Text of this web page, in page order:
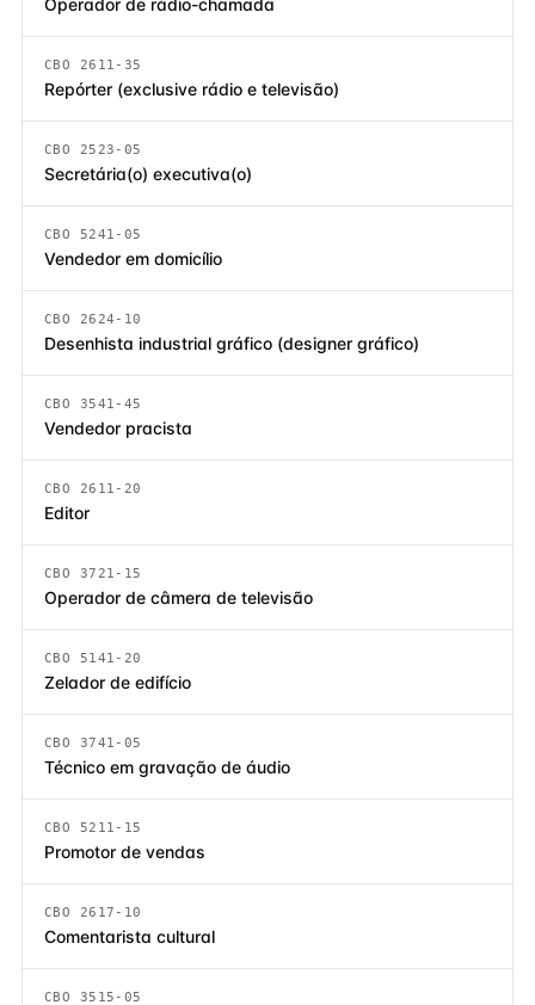
Operador de rádio-chamada
CBO 2611-35
Repórter (exclusive rádio e televisão)
CBO 2523-05
Secretária(o) executiva(o)
CBO 5241-05
Vendedor em domicílio
CBO 2624-10
Desenhista industrial gráfico (designer gráfico)
CBO 3541-45
Vendedor pracista
CBO 2611-20
Editor
CBO 3721-15
Operador de câmera de televisão
CBO 5141-20
Zelador de edifício
CBO 3741-05
Técnico em gravação de áudio
CBO 5211-15
Promotor de vendas
CBO 2617-10
Comentarista cultural
CBO 3515-05